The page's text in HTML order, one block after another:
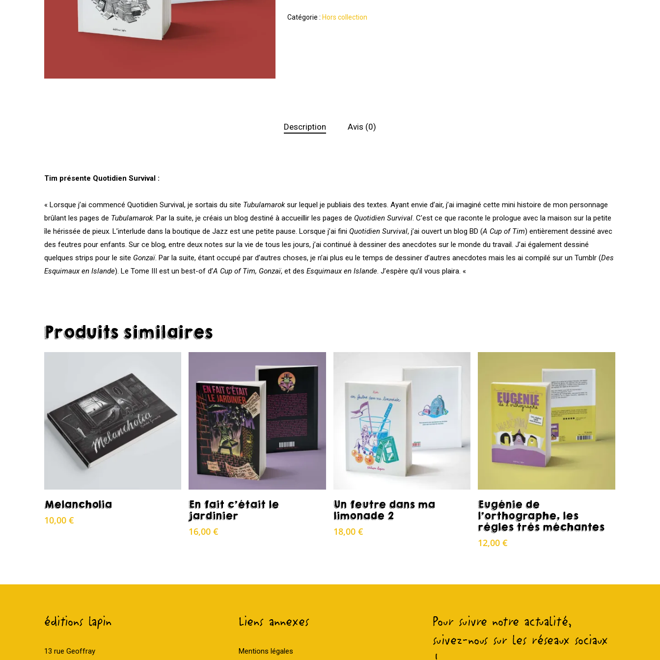
Catégorie : Hors collection
Description Avis (0)
Tim présente Quotidien Survival :
« Lorsque j’ai commencé Quotidien Survival, je sortais du site Tubulamaroksur lequel je publiais des textes. Ayant envie d’air, j’ai imaginé cette mini histoire de mon personnage
brûlant les pages de Tubulamarok. Par la suite, je créais un blog destiné à accueillir les pages de Quotidien Survival. C’est ce que raconte le prologue avec la maison sur la petite
île hérissée de pieux. L’interlude dans la boutique de Jazz est une petite pause. Lorsque j’ai fini Quotidien Survival, j’ai ouvert un blog BD (A Cup of Tim) entièrement dessiné avec
des feutres pour enfants. Sur ce blog, entre deux notes sur la vie de tous les jours, j’ai continué à dessiner des anecdotes sur le monde du travail. J’ai également dessiné
quelques strips pour le site Gonzaï. Par la suite, étant occupé par d’autres choses, je n’ai plus eu le temps de dessiner d’autres anecdotes mais les ai compilé sur un Tumblr (Des
Esquimaux en Islande). Le Tome III est un best-of d’A Cup of Tim, Gonzaï, et des Esquimaux en Islande. J’espère qu’il vous plaira. «
Produits similaires
Acheter
Melancholia
10,00 €
Acheter
En fait c’était le
jardinier
16,00€
Acheter
Un feutre dans ma
limonade 2
18,00 €
Acheter
Eugénie de
l’orthographe, les
règles très méchantes
12,00€
éditions lapin
13 rue Geoffray
Liens annexes
Mentions légales
Pour suivre notre actualité,
suivez-nous sur les réseaux sociaux